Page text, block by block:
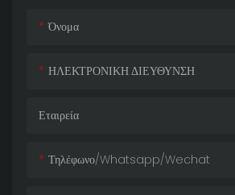
Όνομα
ΗΛΕΚΤΡΟΝΙΚΗ ΔΙΕΥΘΥΝΣΗ
Εταιρεία
Τηλέφωνο/whatsapp/wechat